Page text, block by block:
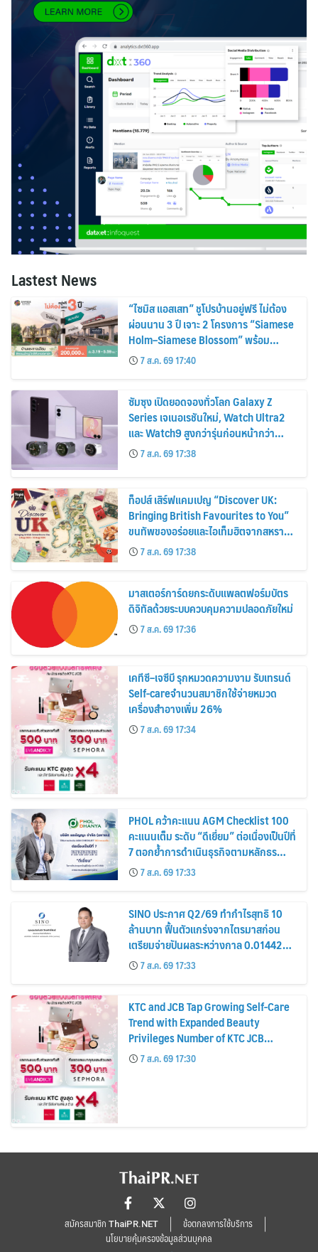
Lastest News
“ไซมิส แอสเสท” ชูโปรบ้านอยู่ฟรี ไม่ต้อง
ผ่อนนาน 3 ปี เจาะ 2 โครงการ “Siamese
Holm–Siamese Blossom” พร้อม
ส่วนลดและสิทธิพิเศษถึง 31 สิงหาคม
2569
7 ส.ค. 69 17:40
ซัมซุง เปิดยอดจองทั่วโลก Galaxy Z
Series เจเนอเรชันใหม่, Watch Ultra2
และ Watch9 สูงกว่ารุ่นก่อนหน้ากว่า
30%7 ส.ค. 69 17:38
ท็อปส์ เสิร์ฟแคมเปญ “Discover UK:
Bringing British Favourites to You”
ขนทัพของอร่อยและไอเท็มฮิตจากสหราช
อาณาจักร ส่งตรงถึงมือตั้งแต่วันนี้ – 18
สิงหาคมนี้
7 ส.ค. 69 17:38
มาสเตอร์การ์ดยกระดับแพลตฟอร์มบัตร
ดิจิทัลด้วยระบบควบคุมความปลอดภัยใหม่
7 ส.ค. 69 17:36
เคทีซี–เจซีบี รุกหมวดความงาม รับเทรนด์
Self-careจำนวนสมาชิกใช้จ่ายหมวด
เครื่องสำอางเพิ่ม 26%
7 ส.ค. 69 17:34
PHOL คว้าคะแนน AGM Checklist 100
คะแนนเต็ม ระดับ “ดีเยี่ยม” ต่อเนื่องเป็นปีที่
7 ตอกย้ำการดำเนินธุรกิจตามหลักธร
รมาภิบาล โปร่งใส สร้างความเชื่อมั่นผู้ถือ
หุ้น
7 ส.ค. 69 17:33
SINO ประกาศ Q2/69 ทำกำไรสุทธิ 10
ล้านบาท ฟื้นตัวแกร่งจากไตรมาสก่อน
เตรียมจ่ายปันผลระหว่างกาล 0.014423
บาทต่อหุ้น ครึ่งปีหลังมุ่งเติบโตต่อเนื่อง
7 ส.ค. 69 17:33
KTC and JCB Tap Growing Self-Care
Trend with Expanded Beauty
Privileges Number of KTC JCB
Cardmembers Spending on
Cosmetics Rises 26%
7 ส.ค. 69 17:30
สมัครสมาชิก ThaiPR.NET
ข้อตกลงการใช้บริการ
นโยบายคุ้มครองข้อมูลส่วนบุคคล